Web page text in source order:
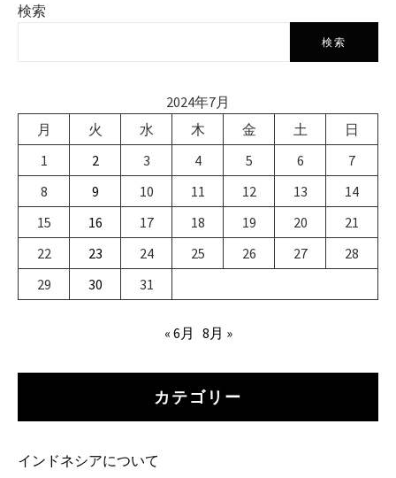
検索
検索
2024年7月
月
火 水 木 金 土
日
1
2 3 4 5 6
7
8
9 10 11 12 13
14
15
16 17 18 19 20
21
22
23 24 25 26 27
28
29
30 31
« 6月 8月 »
カテゴリー
インドネシアについて